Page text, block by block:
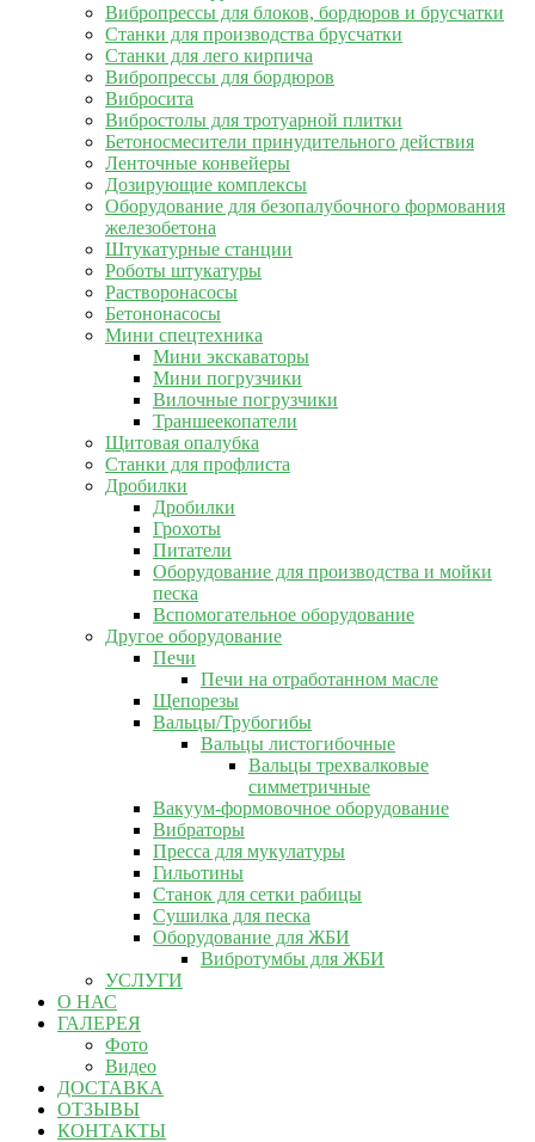
Вибропрессы для блоков, бордюров и брусчатки
Станки для производства брусчатки
Станки для лего кирпича
Вибропрессы для бордюров
Вибросита
Вибростолы для тротуарной плитки
Бетоносмесители принудительного действия
Ленточные конвейеры
Дозирующие комплексы
Оборудование для безопалубочного формования
железобетона
Штукатурные станции
Роботы штукатуры
Растворонасосы
Бетононасосы
Мини спецтехника
Мини экскаваторы
Мини погрузчики
Вилочные погрузчики
Траншеекопатели
Щитовая опалубка
Станки для профлиста
Дробилки
Дробилки
Грохоты
Питатели
Оборудование для производства и мойки
песка
Вспомогательное оборудование
Другое оборудование
Печи
Печи на отработанном масле
Щепорезы
Вальцы/Трубогибы
Вальцы листогибочные
Вальцы трехвалковые
симметричные
Вакуум-формовочное оборудование
Вибраторы
Пресса для мукулатуры
Гильотины
Станок для сетки рабицы
Сушилка для песка
Оборудование для ЖБИ
Вибротумбы для ЖБИ
УСЛУГИ
О НАС
ГАЛЕРЕЯ
Фото
Видео
ДОСТАВКА
ОТЗЫВЫ
КОНТАКТЫ